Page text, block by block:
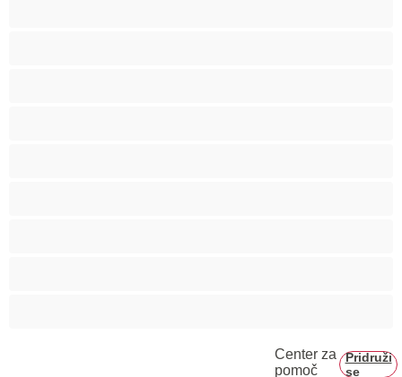
Center za
pomoč
Pridruži
se